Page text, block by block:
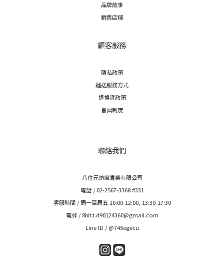
品牌故事
銷售店鋪
顧客服務
隱私政策
運送服務方式
退換貨政策
會員制度
聯絡我們
八位元紡織實業有限公司
電話 / 02-2567-3368 #331
客服時間 / 周一至周五 10:00-12:00, 13:30-17:30
電郵 / 8bit.t.d90124360@gmail.com
Line ID / @745egecu